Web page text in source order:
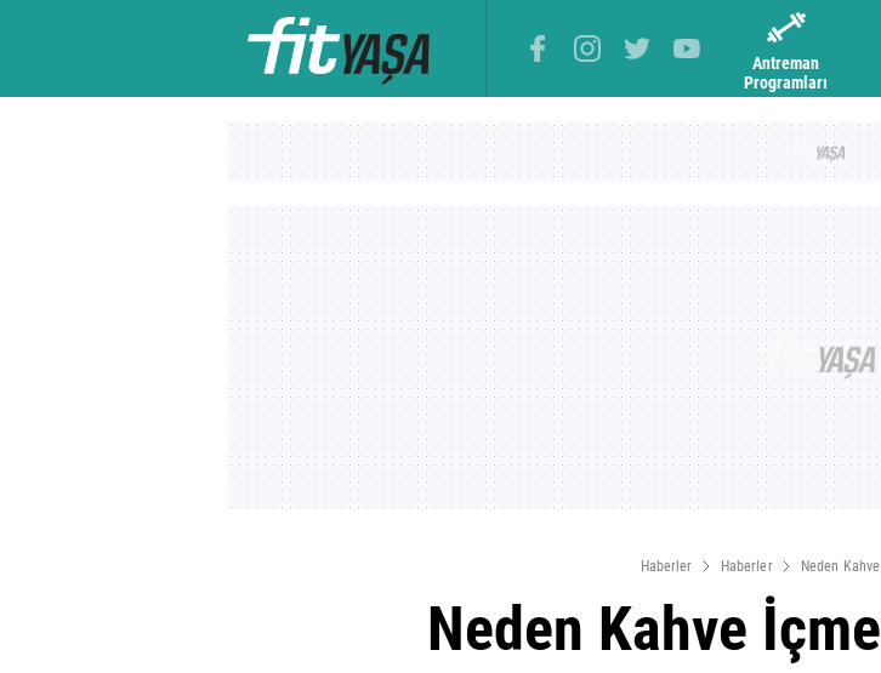
Antreman
Programları
Haberler Haberler Neden
Neden Kahve